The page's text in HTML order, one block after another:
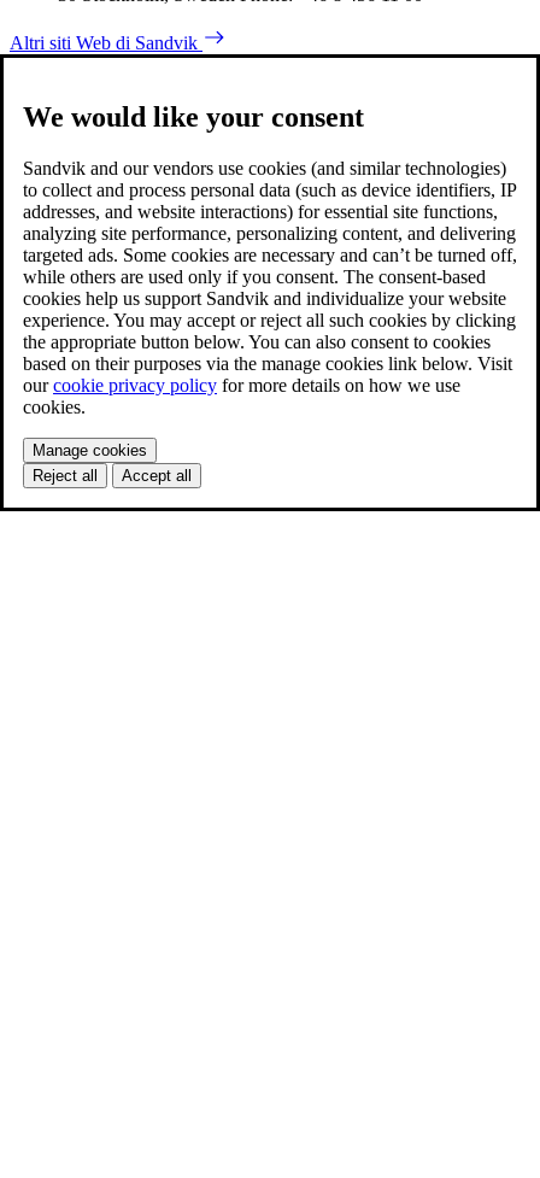
Altri siti Web di Sandvik
We would like your consent
Sandvik and our vendors use cookies (and similar technologies)
to collect and process personal data (such as device identifiers, IP
addresses, and website interactions) for essential site functions,
analyzing site performance, personalizing content, and delivering
targeted ads. Some cookies are necessary and can’t be turned off,
while others are used only if you consent. The consent-based
cookies help us support Sandvik and individualize your website
experience. You may accept or reject all such cookies by clicking
the appropriate button below. You can also consent to cookies
based on their purposes via the manage cookies link below. Visit
ourcookie privacy policy for more details on how we use
cookies.
Manage cookies
Reject all
Accept all